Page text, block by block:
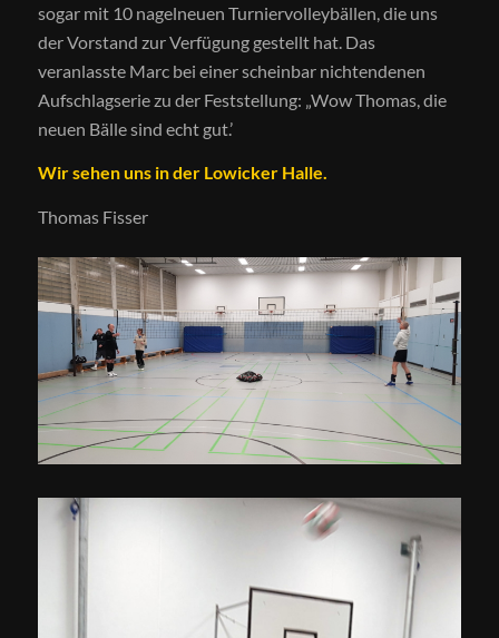
sogar mit 10 nagelneuen Turniervolleybällen, die uns
der Vorstand zur Verfügung gestellt hat. Das
veranlasste Marc bei einer scheinbar nichtendenen
Aufschlagserie zu der Feststellung: „Wow Thomas, die
neuen Bälle sind echt gut.’
Wir sehen uns in der Lowicker Halle.
Thomas Fisser